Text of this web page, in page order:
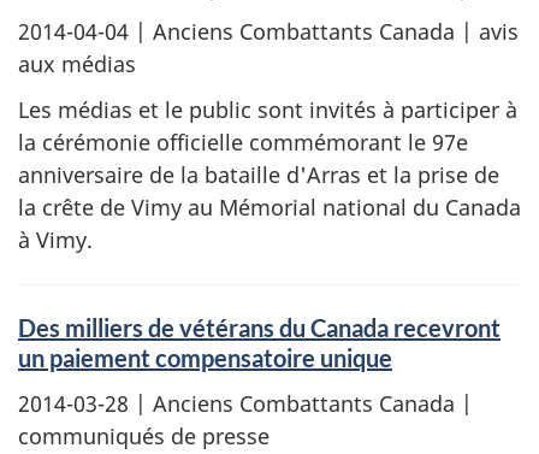
2014-04-04 | Anciens Combattants Canada | avis
aux médias
Les médias et le public sont invités à participer à
la cérémonie officielle commémorant le 97e
anniversaire de la bataille d'Arras et la prise de
la crête de Vimy au Mémorial national du Canada
à Vimy.
Des milliers de vétérans du Canada recevront
un paiement compensatoire unique
2014-03-28 | Anciens Combattants Canada |
communiqués de presse